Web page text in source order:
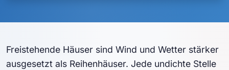
Freistehende Häuser sind Wind und Wetter stärker
ausgesetzt als Reihenhäuser. Jede undichte Stelle